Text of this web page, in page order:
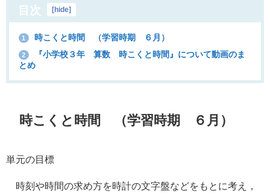
目次 [hide]
1 時こくと時間 （学習時期 ６月）
2
『小学校３年 算数 時こくと時間』について動画のま
とめ
時こくと時間 （学習時期 ６月）
単元の目標
時刻や時間の求め方を時計の文字盤などをもとに考え，